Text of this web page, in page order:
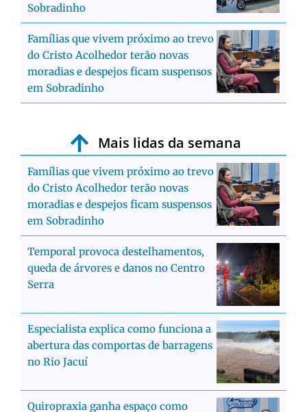
Sobradinho
Famílias que vivem próximo ao trevo
do Cristo Acolhedor terão novas
moradias e despejos ficam suspensos
em Sobradinho
Mais lidas da semana
Famílias que vivem próximo ao trevo
do Cristo Acolhedor terão novas
moradias e despejos ficam suspensos
em Sobradinho
Temporal provoca destelhamentos,
queda de árvores e danos no Centro
Serra
Especialista explica como funciona a
abertura das comportas de barragens
no Rio Jacuí
Quiropraxia ganha espaço como